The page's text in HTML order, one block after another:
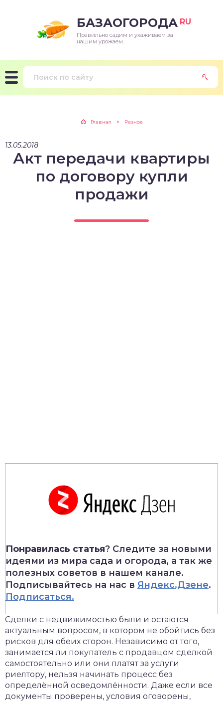
БАЗАОГОРОДА RU
Правильно садим и ухаживаем за
нашим урожаем.
Главная Разное
13.05.2018
Акт передачи квартиры
по договору купли
продажи
Понравилась статья? Следите за новыми
идеями из мира сада и огорода, а так же
полезных советов в нашем канале.
Подписывайтесь на нас в Яндекс.Дзене.
Подписаться.
Сделки с недвижимостью были и остаются
актуальным вопросом, в котором не обойтись без
рисков для обеих сторон. Независимо от того,
занимается ли покупатель с продавцом сделкой
самостоятельно или они платят за услуги
риелтору, нельзя начинать процесс без
определённой осведомлённости. Даже если все
документы проверены, условия оговорены,